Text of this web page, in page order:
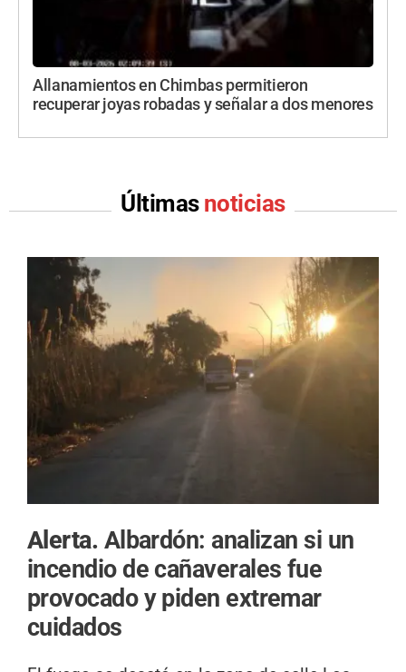
Allanamientos en Chimbas permitieron
recuperar joyas robadas y señalar a dos menores
Últimas noticias
Alerta. Albardón: analizan si un
incendio de cañaverales fue
provocado y piden extremar
cuidados